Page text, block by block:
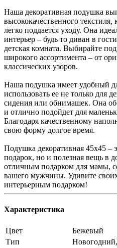
Наша декоративная подушка
высококачественного
легко поддается уходу. Она
интерьер – будь то диван в
детская комната. Выбирайте
широкого ассортимента – от
классических узоров.
Наша подушка имеет удобный
использовать ее не только для
сидения или обнимашек. Она
и отлично подойдет для
Благодаря качественному
свою форму долгое время.
Подушка декоративная 45х45 –
подарок, но и полезная вещь в
отличным подарком для мамы,
вашего мужчины. Удивите
интерьерным подарком!
Характеристика
Цвет
Бежевый
Тип